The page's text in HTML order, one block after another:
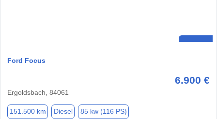
Ford Focus
6.900 €
Ergoldsbach, 84061
151.500 km Diesel 85 kw (116 PS)